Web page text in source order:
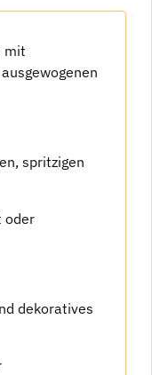
mit
spritzigen
oder
dekoratives